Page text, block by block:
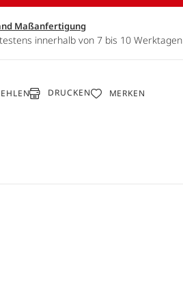
Maßanfertigung
innerhalb von 7 bis 10 Werktagen
DRUCKEN MERKEN